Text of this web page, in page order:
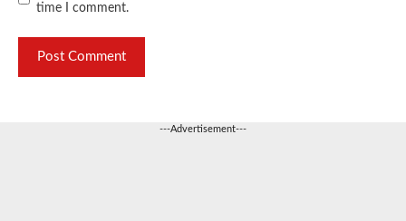
time I comment.
---Advertisement---